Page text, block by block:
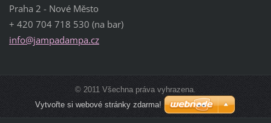
Praha 2 - Nové Město
+ 420 704 718 530 (na bar)
info@jampadampa.cz
© 2011 Všechna práva vyhrazena.
Vytvořte si webové stránky zdarma!